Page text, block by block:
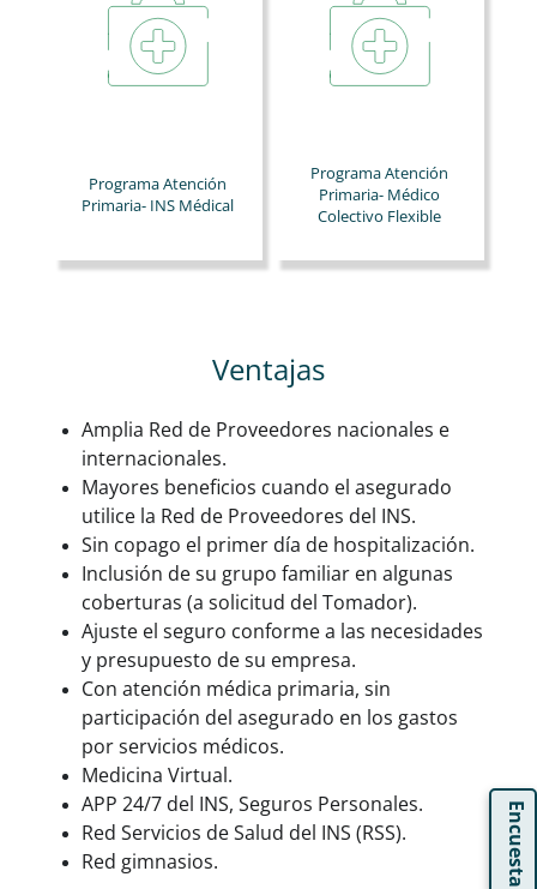
Encuesta
Programa Atención
Primaria- INS Médical
Programa Atención
Primaria- Médico
Colectivo Flexible
Ventajas
Amplia Red de Proveedores nacionales e
internacionales.
Mayores beneficios cuando el asegurado
utilice la Red de Proveedores del INS.
Sin copago el primer día de hospitalización.
Inclusión de su grupo familiar en algunas
coberturas (a solicitud del Tomador).
Ajuste el seguro conforme a las necesidades
y presupuesto de su empresa.
Con atención médica primaria, sin
participación del asegurado en los gastos
por servicios médicos.
Medicina Virtual.
APP 24/7 del INS, Seguros Personales.
Red Servicios de Salud del INS (RSS).
Red gimnasios.